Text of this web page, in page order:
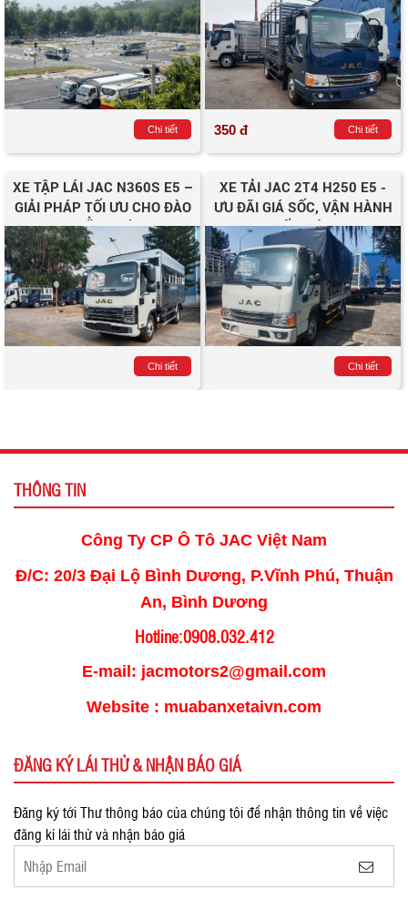
Chi tiết 350 đ Chi tiết
XE TẬP LÁI JAC N360S E5 –
GIẢI PHÁP TỐI ƯU CHO ĐÀO
TẠO BẰNG LÁI C1
Chi tiết
XE TẢI JAC 2T4 H250 E5 -
ƯU ĐÃI GIÁ SỐC, VẬN HÀNH
TIẾT KIỆM
Chi tiết
THÔNG TIN
Công Ty CP Ô Tô JAC Việt Nam
Đ/C: 20/3 Đại Lộ Bình Dương, P.Vĩnh Phú, Thuận
An, Bình Dương
Hotline:0908.032.412
E-mail: jacmotors2@gmail.com
Website : muabanxetaivn.com
ĐĂNG KÝ LÁI THỬ & NHẬN BÁO GIÁ
Đăng ký tới Thư thông báo của chúng tôi để nhận thông tin về việc
đăng kí lái thử và nhận báo giá